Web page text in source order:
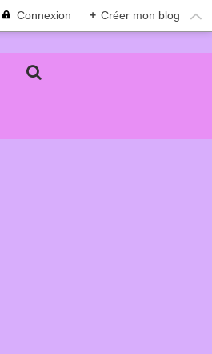
Connexion + Créer mon blog